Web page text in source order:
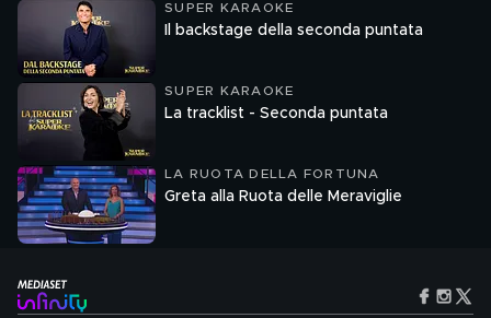
SUPER KARAOKE
Il backstage della seconda puntata
SUPER KARAOKE
La tracklist - Seconda puntata
LA RUOTA DELLA FORTUNA
Greta alla Ruota delle Meraviglie